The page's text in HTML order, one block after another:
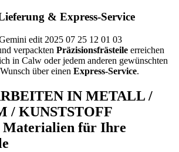
& Express-Service
verpackten Präzisionsfrästeile erreichen
in Calw oder jedem anderen gewünschten
über einen Express-Service.
IN METALL /
/ KUNSTSTOFF
Materialien für Ihre